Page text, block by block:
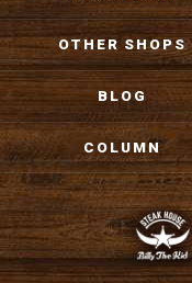
OTHER SHOPS
BLOG
COLUMN